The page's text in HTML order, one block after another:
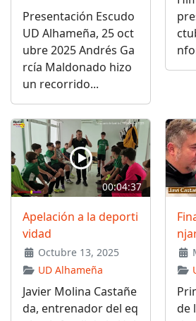
Presentación Escudo
UD Alhameña, 25 oct
ubre 2025 Andrés Ga
rcía Maldonado hizo
un recorrido...
00:04:37
Apelación a la deporti
vidad
Octubre 13, 2025
UD Alhameña
Javier Molina Castañe
da, entrenador del eq
de